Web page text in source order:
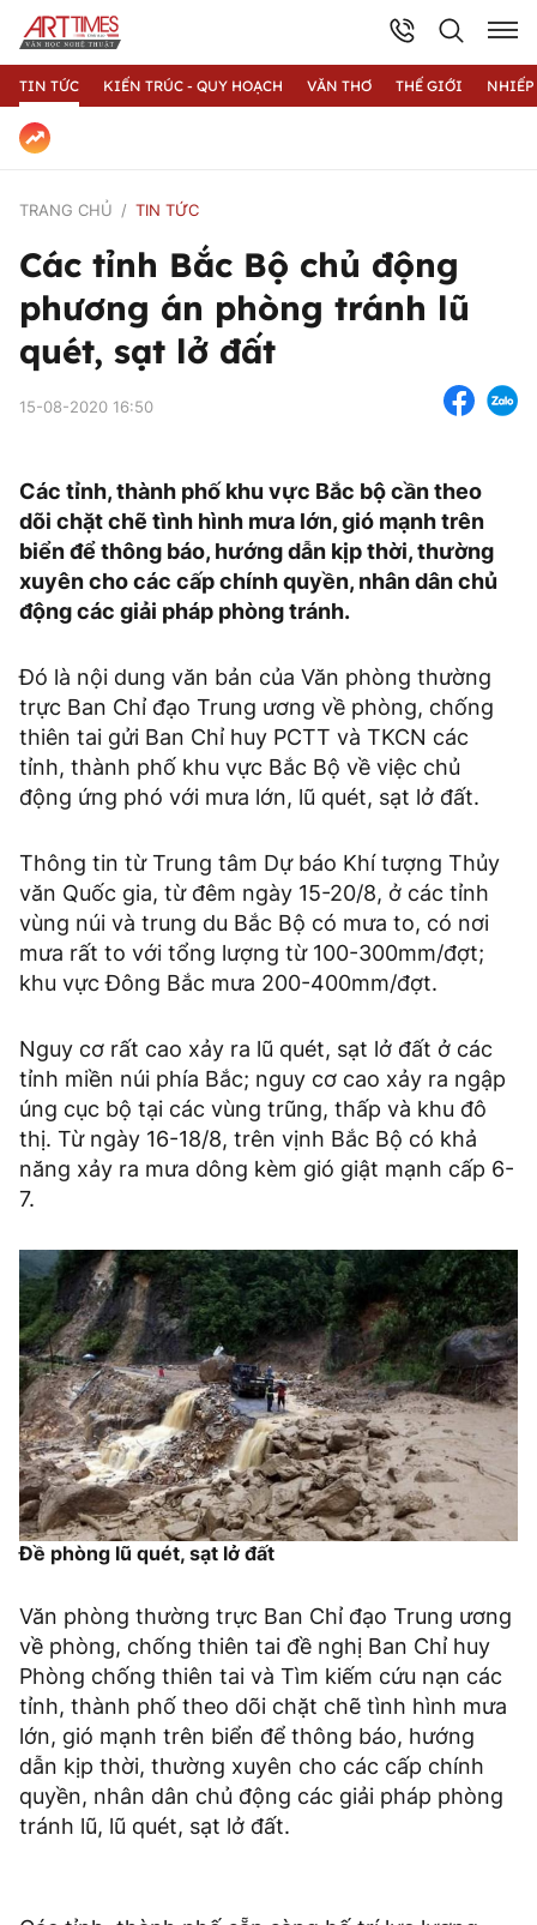
TIN TỨC KIẾN TRÚC - QUY HOẠCH VĂN THƠ THẾ GIỚI
TRANG CHỦ TIN TỨC
Các tỉnh Bắc Bộ chủ động
phương án phòng tránh lũ
quét, sạt lở đất
15-08-2020 16:50
Các tỉnh, thành phố khu vực Bắc bộ cần theo
dõi chặt chẽ tình hình mưa lớn, gió mạnh trên
biển để thông báo, hướng dẫn kịp thời, thường
xuyên cho các cấp chính quyền, nhân dân chủ
động các giải pháp phòng tránh.
Đó là nội dung văn bản của Văn phòng thường
trực Ban Chỉ đạo Trung ương về phòng, chống
thiên tai gửi Ban Chỉ huy PCTT và TKCN các
tỉnh, thành phố khu vực Bắc Bộ về việc chủ
động ứng phó với mưa lớn, lũ quét, sạt lở đất.
Thông tin từ Trung tâm Dự báo Khí tượng Thủy
văn Quốc gia, từ đêm ngày 15-20/8, ở các tỉnh
vùng núi và trung du Bắc Bộ có mưa to, có nơi
mưa rất to với tổng lượng từ 100-300mm/đợt;
khu vực Đông Bắc mưa 200-400mm/đợt.
Nguy cơ rất cao xảy ra lũ quét, sạt lở đất ở các
tỉnh miền núi phía Bắc; nguy cơ cao xảy ra ngập
úng cục bộ tại các vùng trũng, thấp và khu đô
thị. Từ ngày 16-18/8, trên vịnh Bắc Bộ có khả
năng xảy ra mưa dông kèm gió giật mạnh cấp 6-
7.
Đề phòng lũ quét, sạt lở đất
Văn phòng thường trực Ban Chỉ đạo Trung ương
về phòng, chống thiên tai đề nghị Ban Chỉ huy
Phòng chống thiên tai và Tìm kiếm cứu nạn các
tỉnh, thành phố theo dõi chặt chẽ tình hình mưa
lớn, gió mạnh trên biển để thông báo, hướng
dẫn kịp thời, thường xuyên cho các cấp chính
quyền, nhân dân chủ động các giải pháp phòng
tránh lũ, lũ quét, sạt lở đất.